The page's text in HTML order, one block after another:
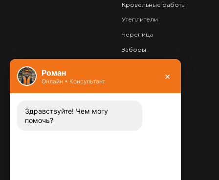
Кровельные работы
Утеплители
Черепица
Заборы
Контакты
Заказать звонок
Роман
Онлайн • Консультант ×
Здравствуйте! Чем могу
помочь?